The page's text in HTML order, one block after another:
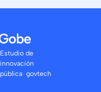
Estudio de
innovación
pública govtech